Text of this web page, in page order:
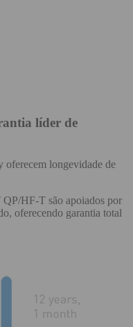
líder de
oferecem longevidade de
HF-T são apoiados por
oferecendo garantia total